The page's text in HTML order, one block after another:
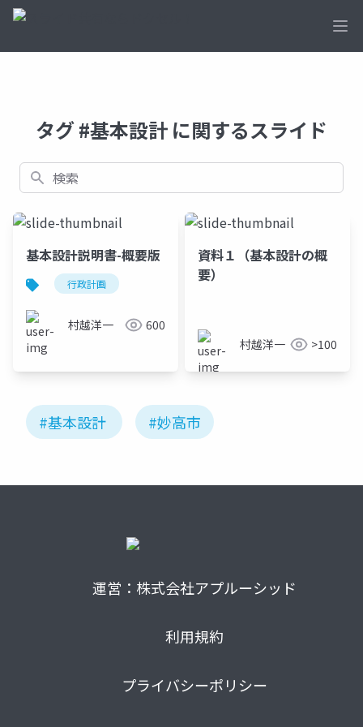
タグ #基本設計 に関するスライド
検索
基本設計説明書-概要版
行政計画
村越洋一 600
資料１（基本設計の概
要）
村越洋一 >100
#基本設計 #妙高市
運営：株式会社アプルーシッド
利用規約
プライバシーポリシー